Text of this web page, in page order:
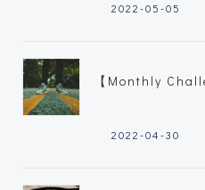
2022-05-05
【Monthly
2022-04-30